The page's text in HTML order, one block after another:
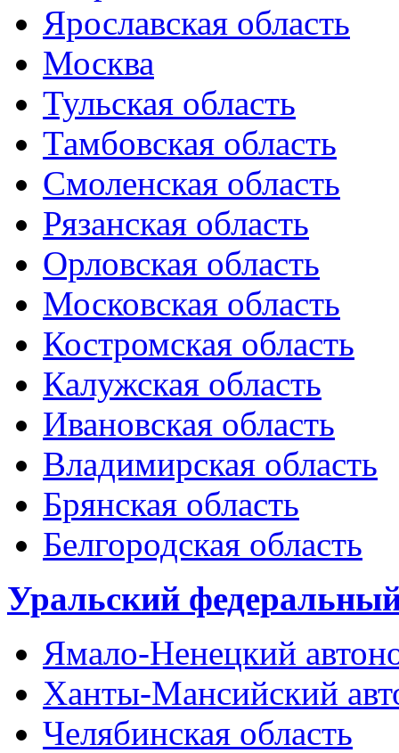
Ярославская область
Москва
Тульская область
Тамбовская область
Смоленская область
Рязанская область
Орловская область
Московская область
Костромская область
Калужская область
Ивановская область
Владимирская область
Брянская область
Белгородская область
Уральский
Ямало-Ненецкий
Ханты-Мансийский
Челябинская область